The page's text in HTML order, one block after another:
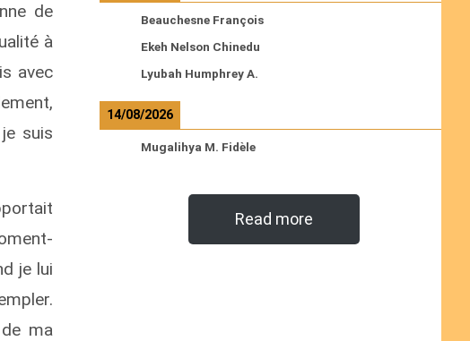
de
à
avec
suis
je lui
ma
Beauchesne François
Ekeh Nelson Chinedu
Lyubah Humphrey A.
14/08/2026
Mugalihya M. Fidèle
Read more